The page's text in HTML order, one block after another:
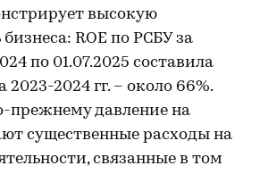
высокую
ROE по РСБУ за
по 01.07.2025 составила
2024 гг. – около 66%.
прежнему давление на
существенные расходы на
связанные в том